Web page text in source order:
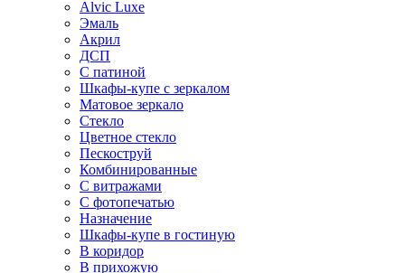
Alvic Luxe
Эмаль
Акрил
ДСП
С патиной
Шкафы-купе с зеркалом
Матовое зеркало
Стекло
Цветное стекло
Пескоструй
Комбинированные
С витражами
С фотопечатью
Назначение
Шкафы-купе в гостиную
В коридор
В прихожую